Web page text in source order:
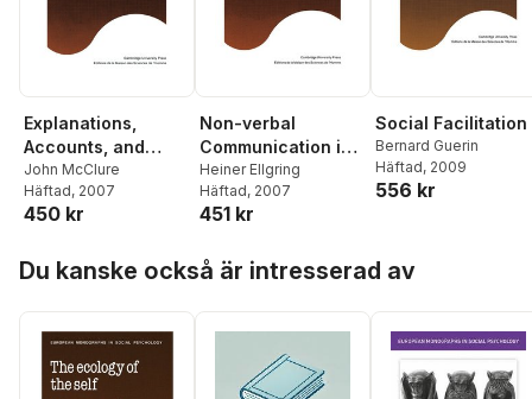
Explanations,
Accounts, and
Illusions
John McClure
Häftad, 2007
450 kr
Non-verbal
Communication in
Depression
Heiner Ellgring
Häftad, 2007
451 kr
Social Facilitation
Bernard Guerin
Häftad, 2009
556 kr
Du kanske också är intresserad av